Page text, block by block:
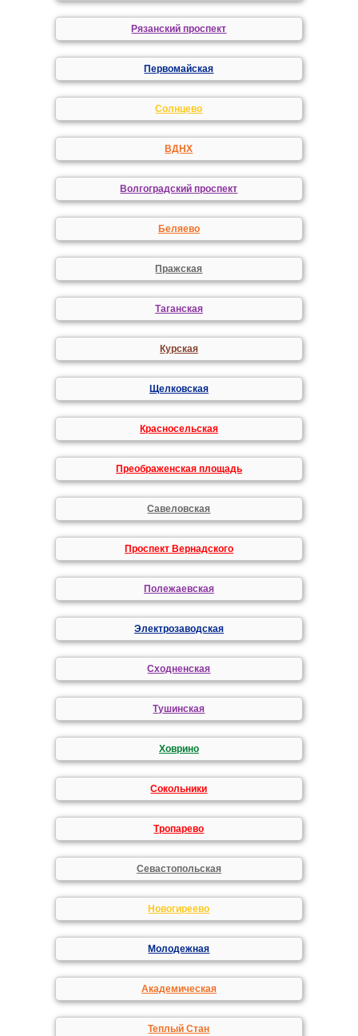
Рязанский проспект
Первомайская
Солнцево
ВДНХ
Волгоградский проспект
Беляево
Пражская
Таганская
Курская
Щелковская
Красносельская
Преображенская площадь
Савеловская
Проспект Вернадского
Полежаевская
Электрозаводская
Сходненская
Тушинская
Ховрино
Сокольники
Тропарево
Севастопольская
Новогиреево
Молодежная
Академическая
Теплый Стан